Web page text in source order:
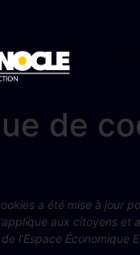
de
a été mise à jour
aux citoyens et
l’Espace Économique